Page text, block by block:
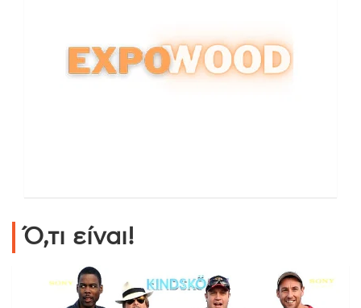
Ό,τι είναι!